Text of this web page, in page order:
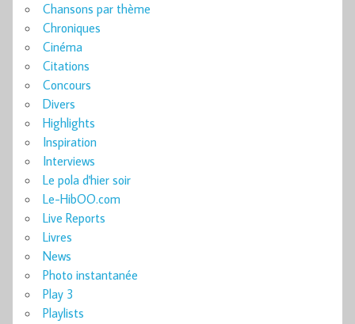
Chansons par thème
Chroniques
Cinéma
Citations
Concours
Divers
Highlights
Inspiration
Interviews
Le pola d'hier soir
Le-HibOO.com
Live Reports
Livres
News
Photo instantanée
Play 3
Playlists